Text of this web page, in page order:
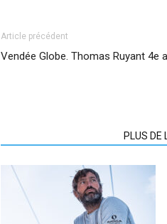
Article précédent
Vendée Globe. Thomas Ruyant 4e
PLUS DE